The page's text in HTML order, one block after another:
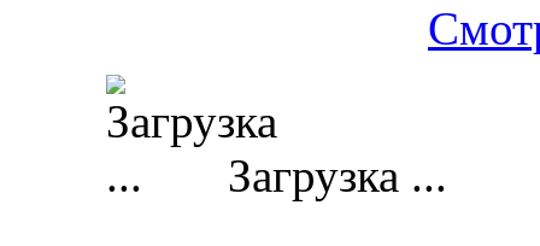
Загрузка ...